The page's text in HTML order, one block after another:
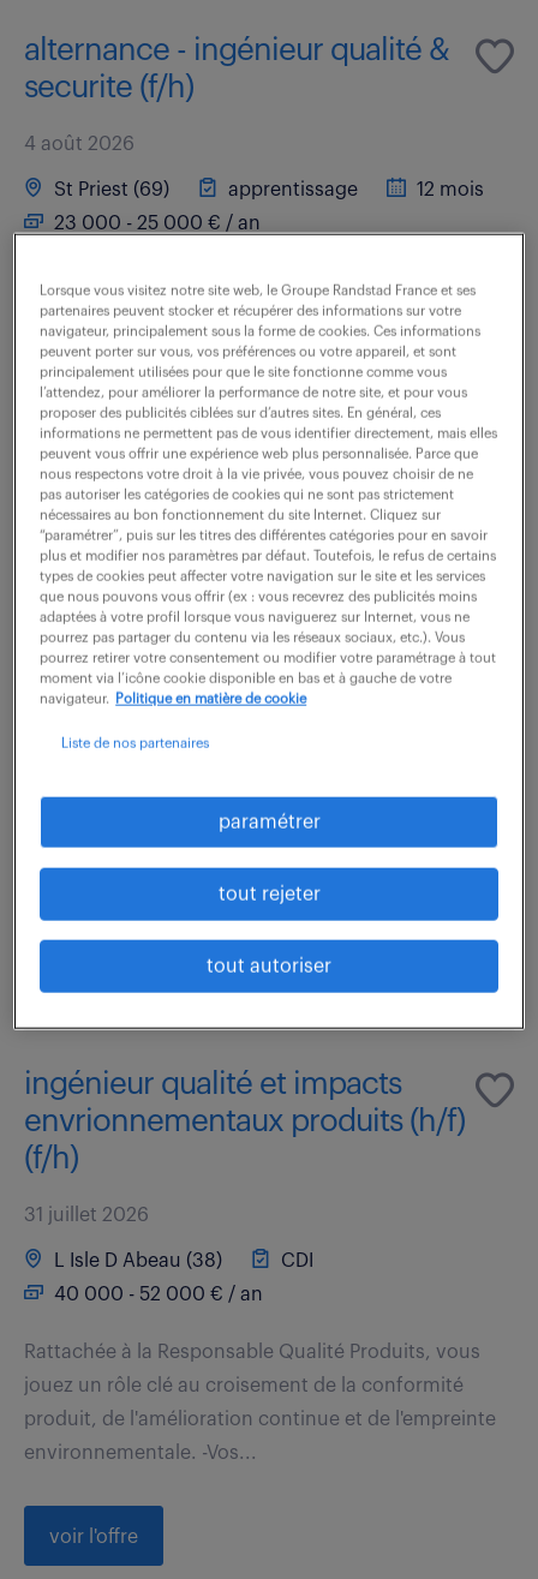
alternance - ingénieur qualité &
securite (f/h)
4 août 2026
St Priest (69) apprentissage
12 mois
23 000 - 25 000 € / an
Rattaché directement à la Direction des Ressources
Humaines, vous avez un lien étroit avec la Direction
Logistique. Vous analyserez l'existant pour impulser
et déployer une véritable culture...
voir l'offre
chef de projet qualité (f/h)
4 août 2026
Venissieux (69) intérim
6 mois
processus de production et réglementaires, vous
intervenez comme le représentant Qualité sur
l'ensemble du périmètre. Véritable bras droit...
ingénieur qualité et impacts
envrionnementaux produits (h/f)
(f/h)
31 juillet 2026
L Isle D Abeau (38)
CDI
40 000 - 52 000 € / an
Rattachée à la Responsable Qualité Produits, vous
jouez un rôle clé au croisement de la conformité
produit, de l'amélioration continue et de l'empreinte
environnementale. -Vos...
voir l'offre
Lorsque vous visitez notre site web, le Groupe Randstad France et ses
partenaires peuvent stocker et récupérer des informations sur votre
navigateur, principalement sous la forme de cookies. Ces informations
peuvent porter sur vous, vos préférences ou votre appareil, et sont
principalement utilisées pour que le site fonctionne comme vous
l’attendez, pour améliorer la performance de notre site, et pour vous
proposer des publicités ciblées sur d’autres sites. En général, ces
informations ne permettent pas de vous identifier directement, mais elles
peuvent vous offrir une expérience web plus personnalisée. Parce que
nous respectons votre droit à la vie privée, vous pouvez choisir de ne
pas autoriser les catégories de cookies qui ne sont pas strictement
nécessaires au bon fonctionnement du site Internet. Cliquez sur
“paramétrer”, puis sur les titres des différentes catégories pour en savoir
plus et modifier nos paramètres par défaut. Toutefois, le refus de certains
types de cookies peut affecter votre navigation sur le site et les services
que nous pouvons vous offrir (ex : vous recevrez des publicités moins
adaptées à votre profil lorsque vous naviguerez sur Internet, vous ne
pourrez pas partager du contenu via les réseaux sociaux, etc.). Vous
pourrez retirer votre consentement ou modifier votre paramétrage à tout
moment via l’icône cookie disponible en bas et à gauche de votre
navigateur.
Politique en matière de cookie
Liste de nos partenaires
paramétrer
tout rejeter
tout autoriser